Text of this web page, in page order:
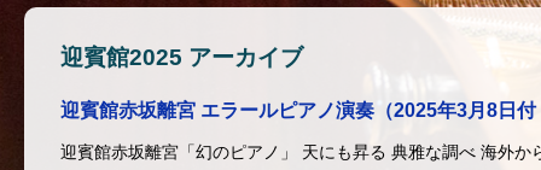
迎賓館2025 アーカイブ
迎賓館赤坂離宮 エラールピアノ演奏（2025年3月8日
迎賓館赤坂離宮「幻のピアノ」 天にも昇る 典雅な調べ 海外か